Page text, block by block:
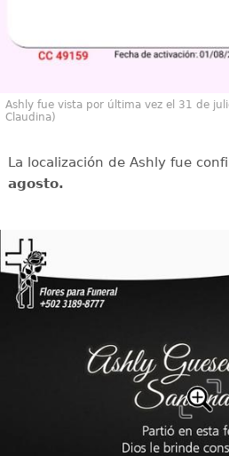
Ashly fue vista por última vez el 31 de
Claudina)
La localización de Ashly fue
agosto.